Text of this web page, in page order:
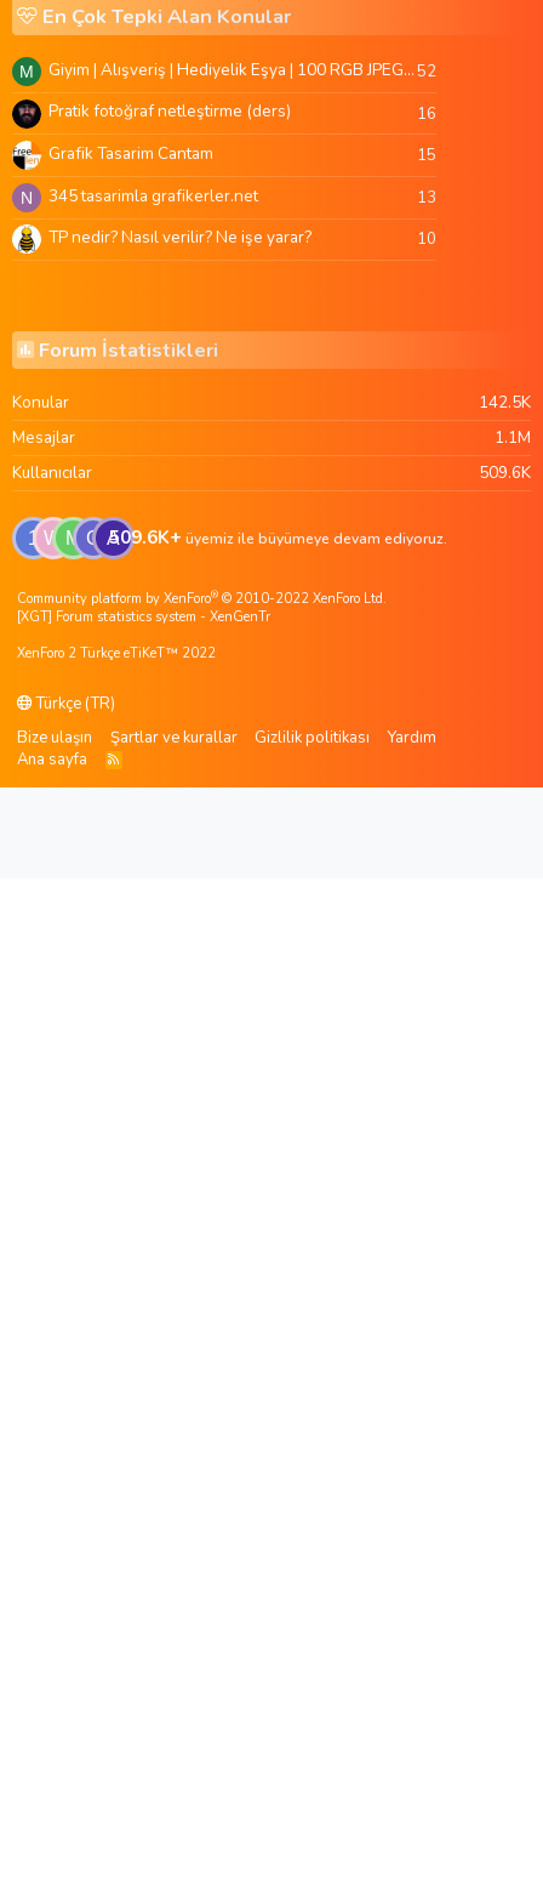
En Çok Tepki Alan Konular
M Giyim | Alışveriş | Hediyelik Eşya | 100 RGB JPEG Images | 5920x4420 Pixels | 501 MB52
Pratik fotoğraf netleştirme (ders) 16
Grafik Tasarim Cantam 15
N 345 tasarimla grafikerler.net 13
TP nedir? Nasıl verilir? Ne işe yarar? 10
Forum İstatistikleri
Konular
142.5K
Mesajlar
1.1M
Kullanıcılar
509.6K
1 W M G A
509.6K+ üyemiz ile büyümeye devam ediyoruz.
Community platform by XenForo® © 2010-2022 XenForo Ltd.
[XGT] Forum statistics system - XenGenTr
XenForo 2 Türkçe eTiKeT™ 2022
Türkçe (TR)
Bize ulaşın
Şartlar ve kurallar Gizlilik politikası
Yardım
Ana sayfa
R
S
S